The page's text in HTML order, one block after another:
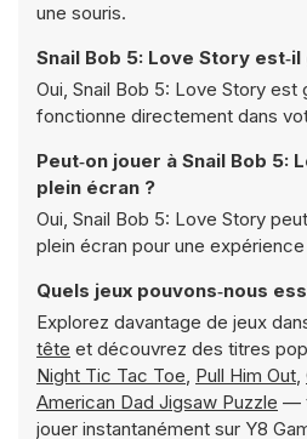
une souris.
Snail Bob 5: Love Story
Oui, Snail Bob 5: Love Story est
fonctionne directement dans
Peut‑on jouer à Snail Bob 5:
plein écran ?
Oui, Snail Bob 5: Love Story
plein écran pour une
Quels jeux pouvons‑nous
Explorez davantage de jeux
tête et découvrez des titres
Night Tic Tac Toe, Pull Him Out,
American Dad Jigsaw Puzzle —
jouer instantanément sur Y8